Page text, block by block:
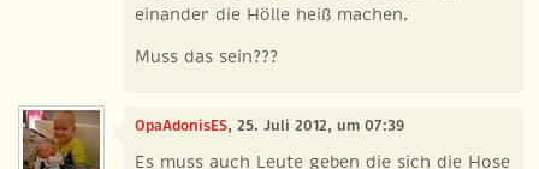
einander die Hölle heiß machen.
Muss das sein???
OpaAdonisES, 25. Juli 2012, um 07:39
Es muss auch Leute geben die sich die Hose